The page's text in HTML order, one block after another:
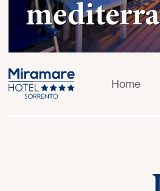
Home